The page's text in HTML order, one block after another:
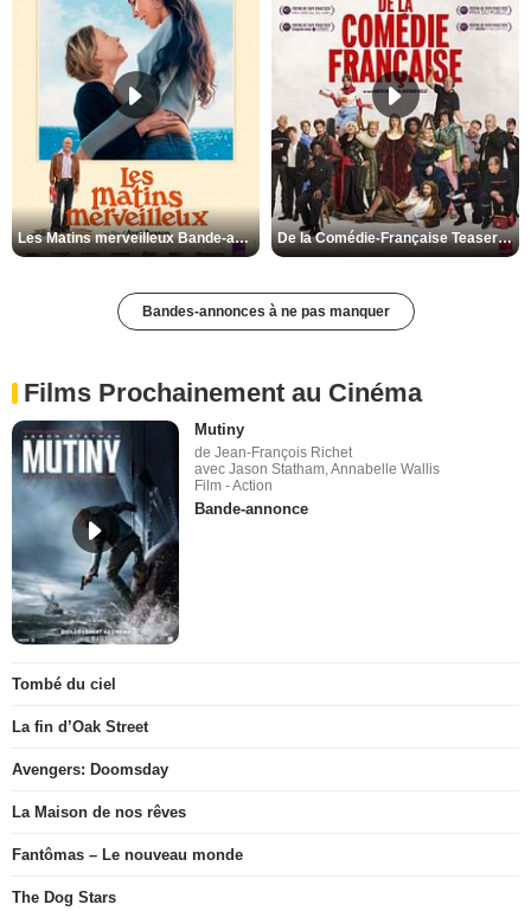
Les Matins merveilleux Bande-annonce VF De la Comédie-Française Teaser VF
Bandes-annonces à ne pas manquer
Films Prochainement au Cinéma
Mutiny
de Jean-François Richet
avec Jason Statham, Annabelle Wallis
Film - Action
Bande-annonce
Tombé du ciel
La fin d’Oak Street
Avengers: Doomsday
La Maison de nos rêves
Fantômas – Le nouveau monde
The Dog Stars